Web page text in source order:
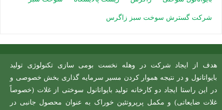
شرکت گسترش سوخت سبز زاگرس
هدف از ایجاد شرکت در وهله نخست بومی سازی تکنولوژی تولید
بایواتانول و در نتیجه هموار کردن مسیر سرمایه گذاری بخش خصوصی و
در این راستا ایجاد دو کارخانه تولید بایواتانول سوختی از غلات (خصوصاً
غلات ضایعاتی) و مکمل پرپروتئین خوراک به عنوان محصول جانبی در